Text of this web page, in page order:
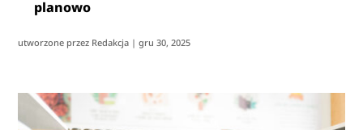
planowo
utworzone przez Redakcja |gru 30, 2025